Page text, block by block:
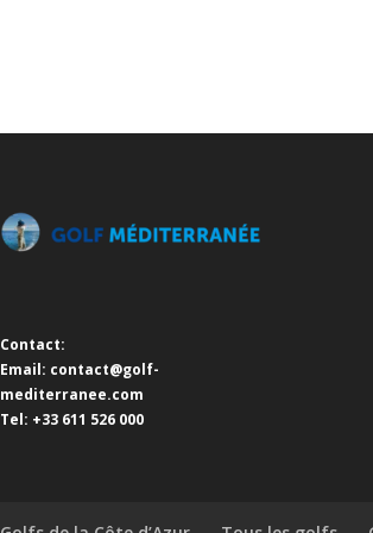
Contact:
Email: contact@golf-
mediterranee.com
Tel: +33 611 526 000